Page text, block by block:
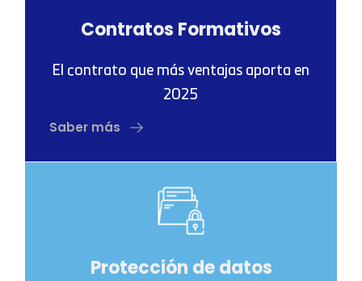
Contratos Formativos
El contrato que más ventajas aporta en
2025
Saber más
Protección de datos